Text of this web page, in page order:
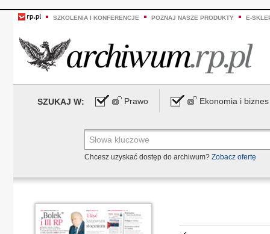
SZKOLENIA I KONFERENCJE POZNAJ NASZE PRODUKTY E-
SZUKAJ W: Prawo Ekonomia i biznes
Chcesz uzyskać dostęp do archiwum? Zobacz ofertę